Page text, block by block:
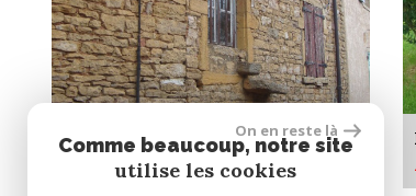
Cogny 69640
À partir de 95 000 €
On en reste là
Comme beaucoup, notre site
utilise les cookies